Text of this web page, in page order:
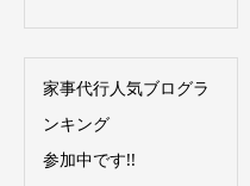
家事代行人気ブログラ
ンキング
参加中です!!